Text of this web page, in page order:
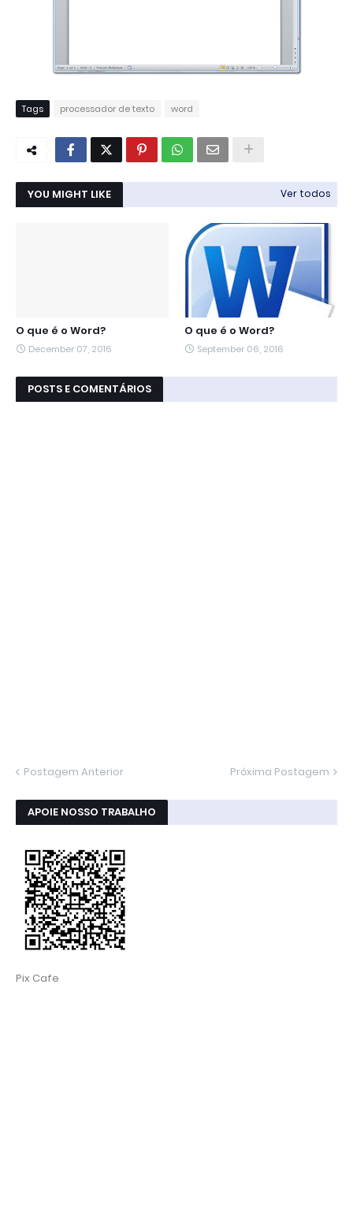
Tags processador de texto word
YOU MIGHT LIKE Ver todos
O que é o Word?
December 07, 2016
O que é o Word?
September 06, 2016
POSTS E COMENTÁRIOS
Postagem Anterior Próxima Postagem
APOIE NOSSO TRABALHO
Pix Cafe